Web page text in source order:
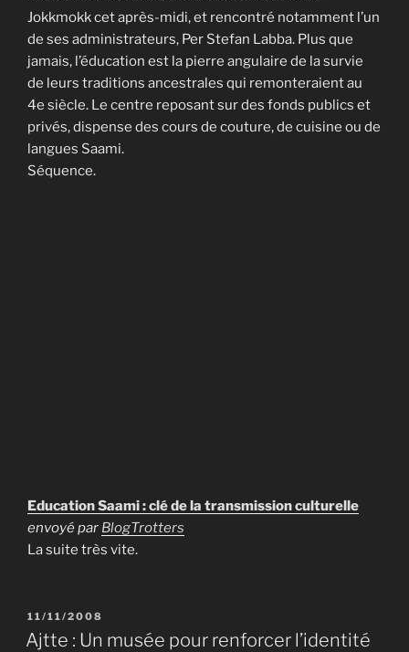
Jokkmokk cet après-midi, et rencontré notamment l’un
de ses administrateurs, Per Stefan Labba. Plus que
jamais, l’éducation est la pierre angulaire de la survie
de leurs traditions ancestrales qui remonteraient au
4e siècle. Le centre reposant sur des fonds publics et
privés, dispense des cours de couture, de cuisine ou de
langues Saami.
Séquence.
Education Saami : clé de la transmission culturelle
envoyé par BlogTrotters
La suite très vite.
PUBLIÉ
LE
11/11/2008
Ajtte : Un musée pour renforcer l’identité